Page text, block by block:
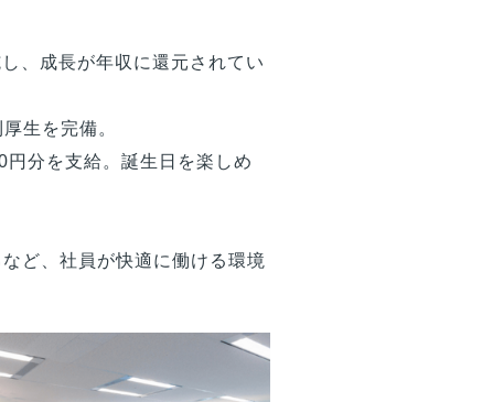
、成長が年収に還元されてい
生を完備。
分を支給。誕生日を楽しめ
ど、社員が快適に働ける環境